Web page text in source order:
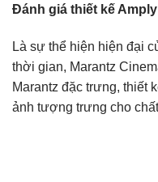
Đánh giá thiết kế
Là sự thể hiện hiện đại
thời gian, Marantz
Marantz đặc trưng, ​​thiết
ảnh tượng trưng cho